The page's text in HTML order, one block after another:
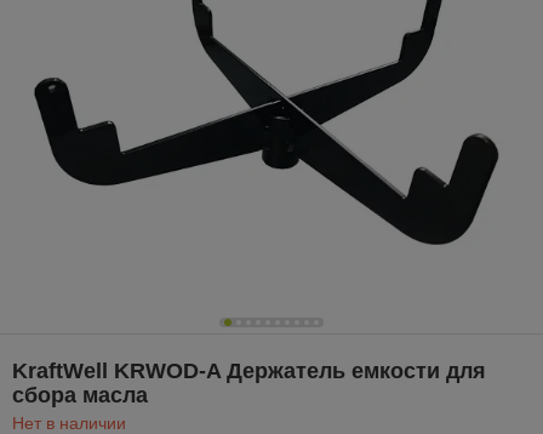
KraftWell KRWOD-A Держатель емкости для
сбора масла
Нет в наличии